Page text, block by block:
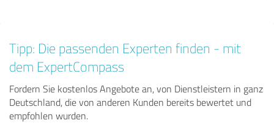
Tipp: Die passenden Experten finden - mit
dem ExpertCompass
Fordern Sie kostenlos Angebote an, von Dienstleistern in ganz
Deutschland, die von anderen Kunden bereits bewertet und
empfohlen wurden.